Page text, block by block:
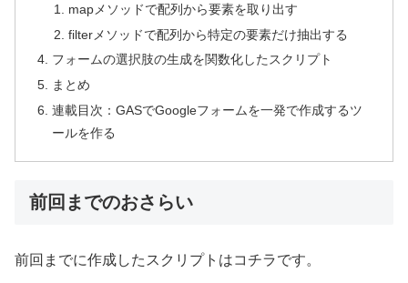
mapメソッドで配列から要素を取り出す
filterメソッドで配列から特定の要素だけ抽出する
フォームの選択肢の生成を関数化したスクリプト
まとめ
連載目次：GASでGoogleフォームを一発で作成するツ
ールを作る
前回までのおさらい
前回までに作成したスクリプトはコチラです。